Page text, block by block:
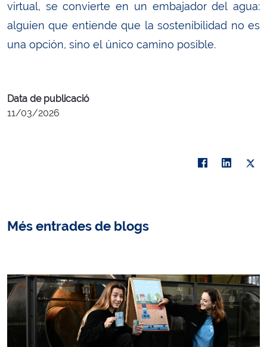
virtual, se convierte en un embajador del agua:
alguien que entiende que la sostenibilidad no es
una opción, sino el único camino posible.
Data de publicació
11/03/2026
Més entrades de blogs